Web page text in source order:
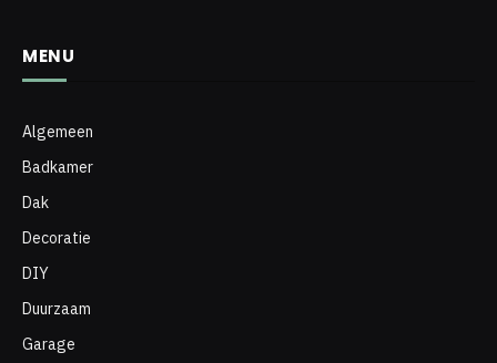
MENU
Algemeen
Badkamer
Dak
Decoratie
DIY
Duurzaam
Garage